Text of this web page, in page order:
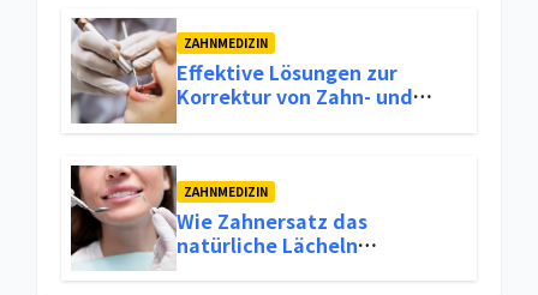
ZAHNMEDIZIN
Effektive Lösungen zur
Korrektur von Zahn- und
ZAHNMEDIZIN
Wie Zahnersatz das
natürliche Lächeln